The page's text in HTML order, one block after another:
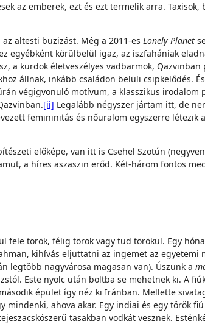
az emberek, ezt és ezt termelik arra.
altesti buzizást. Még a 2011-es Lonely Planet
egyébként körülbelül igaz, az iszfahániak
a kurdok életveszélyes vadbarmok,
állnak, inkább családon belüli csipkelődés.
végigvonuló motívum, a klasszikus irodalom
[ii] Legalább négyszer jártam itt, de
femininitás és nőuralom egyszerre létezik
előképe, van itt is Csehel Szotún
a híres aszaszin erőd. Két-három fontos
fele török, félig török vagy tud törökül. Egy
kihívás eljuttatni az ingemet az egyetemi
legtöbb nagyvárosa magasan van). Úszunk a
Este nyolc után boltba se mehetnek ki. A
épület így néz ki Iránban. Mellette
ahova akar. Egy indiai és egy török
tasakban vodkát vesznek.